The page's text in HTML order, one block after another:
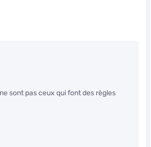
sont pas ceux qui font des règles